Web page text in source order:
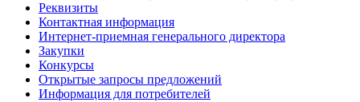
Реквизиты
Контактная информация
Интернет-приемная генерального директора
Закупки
Конкурсы
Открытые запросы предложений
Информация для потребителей